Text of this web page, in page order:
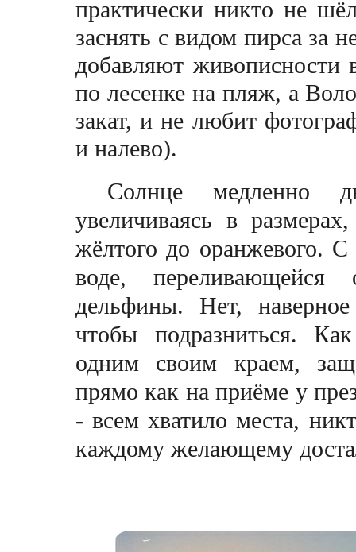
практически никто не
заснять с видом пирса за
добавляют живописности
по лесенке на пляж, а
закат, и не любит
и налево).
Солнце медленно
увеличиваясь в
жёлтого до оранжевого.
воде,
дельфины. Нет,
чтобы подразниться.
одним своим краем,
прямо как на приёме у
- всем хватило места,
каждому желающему